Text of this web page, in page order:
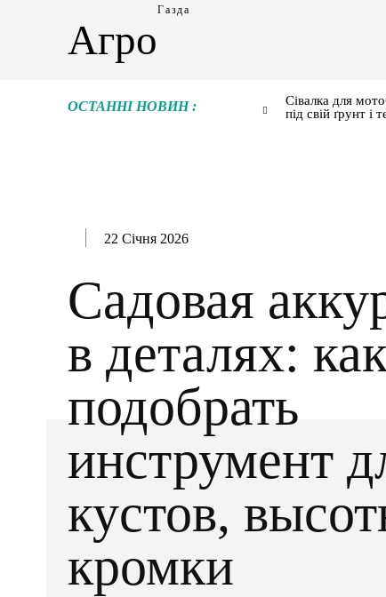
Агро
Газда
ОСТАННІ НОВИН :
Сівалка для
під свій ґрунт і
22 Січня 2026
Садовая
в деталях:
подобрать
инструмент
кустов,
кромки